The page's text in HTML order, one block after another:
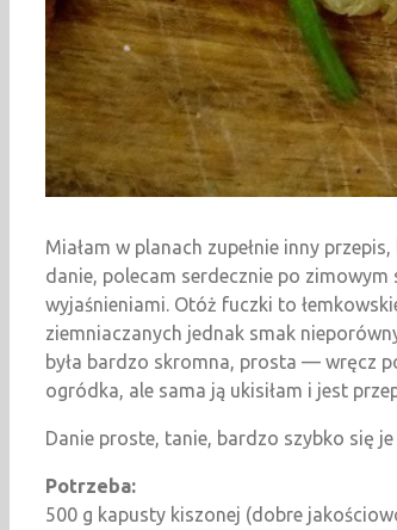
Miałam w planach zupełnie inny
danie, polecam serdecznie po
wyjaśnieniami. Otóż fuczki to
ziemniaczanych jednak smak
była bardzo skromna, prosta — wręcz
ogródka, ale sama ją ukisiłam i jest
Danie proste, tanie, bardzo szybko się
Potrzeba:
500 g kapusty kiszonej (dobre